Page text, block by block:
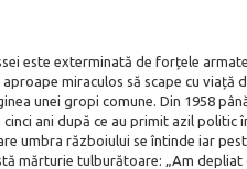
este exterminată de forțele
miraculos să scape cu
unei gropi comune. Din 1958
ani după ce au primit azil
umbra războiului se întinde iar
mărturie tulburătoare: „Am